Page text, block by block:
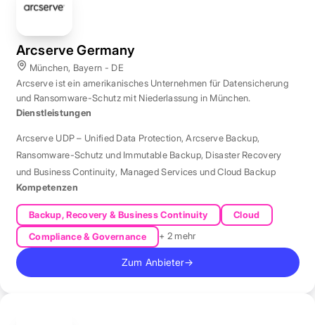
Arcserve Germany
München, Bayern - DE
Arcserve ist ein amerikanisches Unternehmen für Datensicherung
und Ransomware-Schutz mit Niederlassung in München.
Dienstleistungen
Arcserve UDP – Unified Data Protection,Arcserve Backup,
Ransomware-Schutz und Immutable Backup, Disaster Recovery
und Business Continuity, Managed Services und Cloud Backup
Kompetenzen
Backup, Recovery & Business Continuity
Cloud
Compliance & Governance
+ 2 mehr
Zum Anbieter→